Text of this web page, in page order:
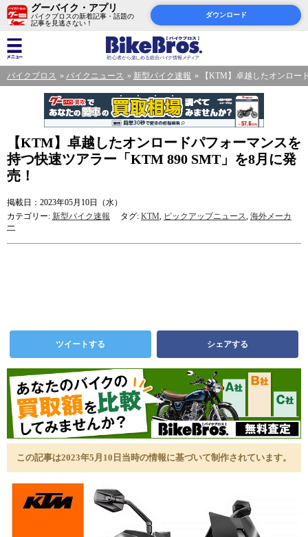
グーバイク・アプリ
バイクブロスの新着記事・話題の
記事を見逃さない！
ダウンロード
バイクブロス バイクニュース 新型バイク速報 【KTM】卓越したオンロー
【KTM】卓越したオンロードパフォーマンスを
持つ快速ツアラー「KTM 890 SMT」を8月に発
売！
掲載日：2023年05月10日（水）
カテゴリー: 新型バイク速報 タグ: KTM, ピックアップニュース, 海外メーカ
ー
ツイートする シェアする
この記事は2023年5月10日当時の情報に基づいて制作されています。